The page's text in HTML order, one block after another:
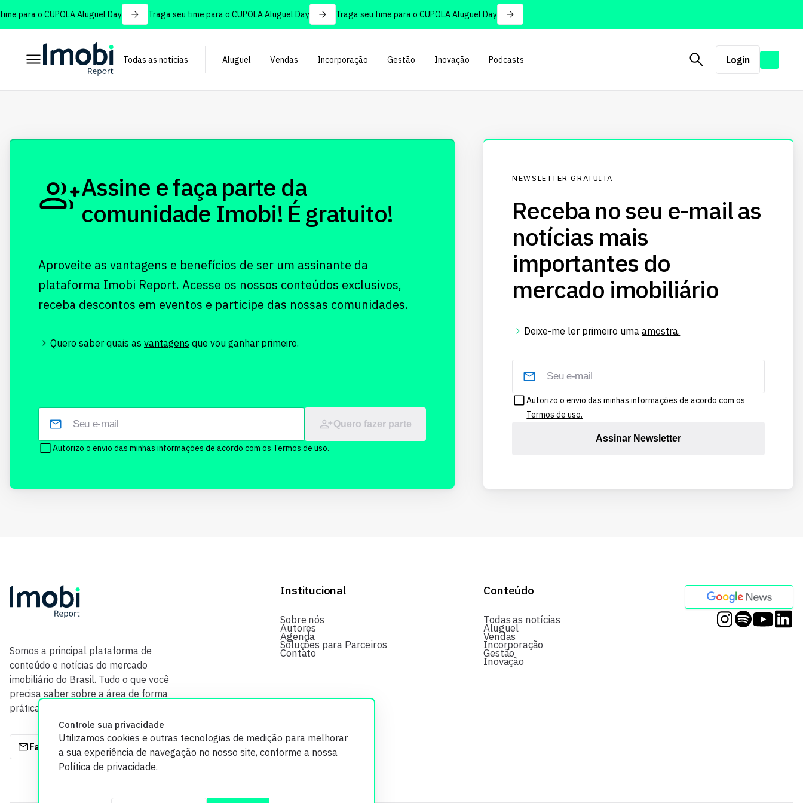
para o CUPOLA Aluguel Day Traga seu time para o CUPOLA Aluguel Day Traga seu time para o CUPOLA Aluguel Day
Todas as notícias Aluguel Vendas Incorporação Gestão Inovação Podcasts Login
Controle sua privacidade
Utilizamos cookies e outras tecnologias de medição para melhorar
a sua experiência de navegação no nosso site, conforme a nossa
Política de privacidade.
Assine e faça parte da
comunidade Imobi! É gratuito!
Aproveite as vantagens e benefícios de ser um assinante da
plataforma Imobi Report. Acesse os nossos conteúdos exclusivos,
receba descontos em eventos e participe das nossas comunidades.
Quero saber quais as vantagens que vou ganhar primeiro.
Quero fazer parte
Autorizo o envio das minhas informações de acordo com os Termos de uso.
NEWSLETTER GRATUITA
Receba no seu e-mail as
notícias mais
importantes do
mercado imobiliário
Deixe-me ler primeiro umaamostra.
Autorizo o envio das minhas informações de acordo com os
Termos de uso.
Assinar Newsletter
Somos a principal plataforma de
conteúdo e notícias do mercado
imobiliário do Brasil. Tudo o que você
precisa saber sobre a área de forma
prática e com credibilidade.
Fale com a gente
Institucional
Sobre nós
Autores
Agenda
Soluções para Parceiros
Contato
Conteúdo
Todas as notícias
Aluguel
Vendas
Incorporação
Gestão
Inovação